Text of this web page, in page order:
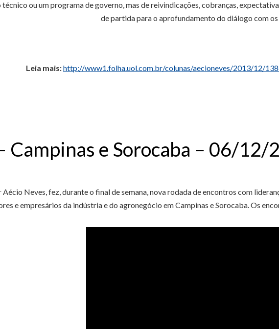
ou um programa de governo, mas de reivindicações, cobranças,
de partida para o aprofundamento do diálogo com
Leia mais:http://www1.folha.uol.com.br/colunas/aecioneves/2013/12/
Campinas e Sorocaba – 06/12/
Neves, fez, durante o final de semana, nova rodada de encontros com
e empresários da indústria e do agronegócio em Campinas e Sorocaba. Os